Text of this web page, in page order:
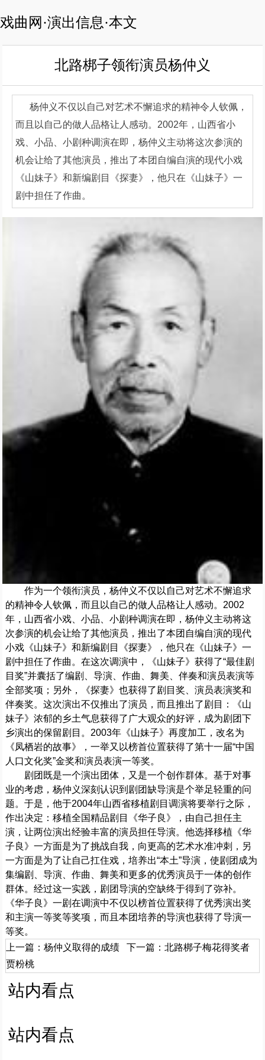
戏曲网·演出信息·本文
北路梆子领衔演员杨仲义
杨仲义不仅以自己对艺术不懈追求的精神令人钦佩，
而且以自己的做人品格让人感动。2002年，山西省小
戏、小品、小剧种调演在即，杨仲义主动将这次参演的
机会让给了其他演员，推出了本团自编自演的现代小戏
《山妹子》和新编剧目《探妻》，他只在《山妹子》一
剧中担任了作曲。
作为一个领衔演员，杨仲义不仅以自己对艺术不懈追求
的精神令人钦佩，而且以自己的做人品格让人感动。2002
年，山西省小戏、小品、小剧种调演在即，杨仲义主动将这
次参演的机会让给了其他演员，推出了本团自编自演的现代
小戏《山妹子》和新编剧目《探妻》，他只在《山妹子》一
剧中担任了作曲。在这次调演中，《山妹子》获得了“最佳剧
目奖”并囊括了编剧、导演、作曲、舞美、伴奏和演员表演等
全部奖项；另外，《探妻》也获得了剧目奖、演员表演奖和
伴奏奖。这次演出不仅推出了演员，而且推出了剧目：《山
妹子》浓郁的乡土气息获得了广大观众的好评，成为剧团下
乡演出的保留剧目。2003年《山妹子》再度加工，改名为
《凤栖岩的故事》，一举又以榜首位置获得了第十一届“中国
人口文化奖”金奖和演员表演一等奖。
剧团既是一个演出团体，又是一个创作群体。基于对事
业的考虑，杨仲义深刻认识到剧团缺导演是个举足轻重的问
题。于是，他于2004年山西省移植剧目调演将要举行之际，
作出决定：移植全国精品剧目《华子良》，由自己担任主
演，让两位演出经验丰富的演员担任导演。他选择移植《华
子良》一方面是为了挑战自我，向更高的艺术水准冲刺，另
一方面是为了让自己扛住戏，培养出“本土”导演，使剧团成为
集编剧、导演、作曲、舞美和更多的优秀演员于一体的创作
群体。经过这一实践，剧团导演的空缺终于得到了弥补。
《华子良》一剧在调演中不仅以榜首位置获得了优秀演出奖
和主演一等奖等奖项，而且本团培养的导演也获得了导演一
等奖。
上一篇：杨仲义取得的成绩 下一篇：北路梆子梅花得奖者
贾粉桃
站内看点
站内看点